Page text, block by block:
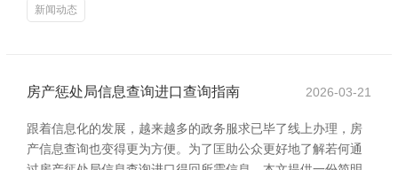
新闻动态
房产惩处局信息查询进口查询指南 2026-03-21
跟着信息化的发展，越来越多的政务服求已毕了线上办理，房
产信息查询也变得更为方便。为了匡助公众更好地了解若何通